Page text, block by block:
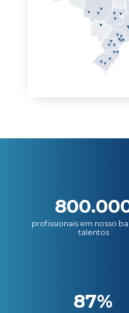
profissionais em nosso
talentos
87%